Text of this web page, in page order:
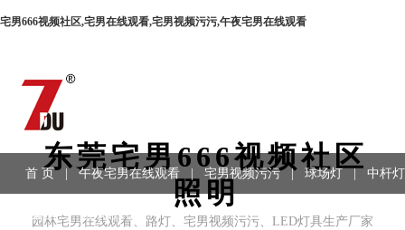
宅男666视频社区,宅男在线观看,宅男视频污污,午夜宅男在线观看
东莞宅男666视频社区
照明
园林宅男在线观看、路灯、宅男视频污污、LED灯具生产厂家
首 页 午夜宅男在线观看 宅男视频污污 | 球场灯 中杆灯
程案例 | 联系方式